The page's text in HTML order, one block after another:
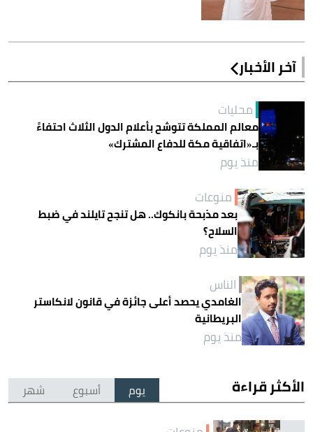
آخر الأخبار
محليات
معالم المملكة تتوشح بأعلام الدول الثلاث احتفاءً
بـ«اتفاقية مكة للدفاع المشترك»
منذ يوم
منوعات
بعد مذبحة بانكوك.. هل تنجح تايلند في ضبط
السلاح؟
منذ يوم
الناس
الغامدي يحصد أعلى جائزة في قانون لانكاستر
البريطانية
منذ يوم
الأكثر قراءة يوم أسبوع شهر